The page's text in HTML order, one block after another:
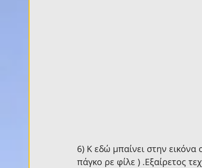
6) Κ εδώ μπαίνει στην εικόνα
πάγκο ρε φίλε ) .Εξαίρετος